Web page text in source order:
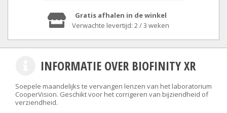
Gratis afhalen in de winkel
Verwachte levertijd: 2 / 3 weken
INFORMATIE OVER BIOFINITY XR
Soepele maandelijks te vervangen lenzen van het laboratorium
CooperVision. Geschikt voor het corrigeren van bijziendheid of
verziendheid.